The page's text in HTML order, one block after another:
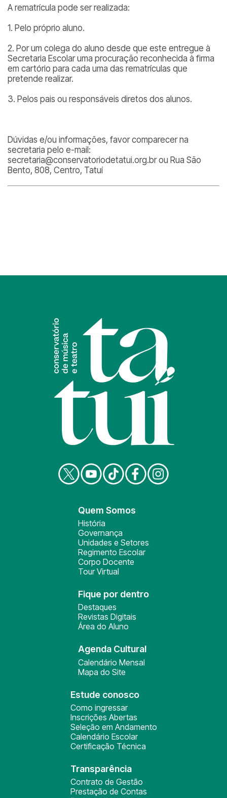
A rematrícula pode ser realizada:
1. Pelo próprio aluno.
2. Por um colega do aluno desde que este entregue à
Secretaria Escolar uma procuração reconhecida à firma
em cartório para cada uma das rematrículas que
pretende realizar.
3. Pelos pais ou responsáveis diretos dos alunos.
Dúvidas e/ou informações, favor comparecer na
secretaria pelo e-mail:
secretaria@conservatoriodetatui.org.br ou Rua São
Bento, 808, Centro, Tatuí
Quem Somos
História
Governança
Unidades e Setores
Regimento Escolar
Corpo Docente
Tour Virtual
Fique por dentro
Destaques
Revistas Digitais
Área do Aluno
Agenda Cultural
Calendário Mensal
Mapa do Site
Estude conosco
Como ingressar
Inscrições Abertas
Seleção em Andamento
Calendário Escolar
Certificação Técnica
Transparência
Contrato de Gestão
Prestação de Contas